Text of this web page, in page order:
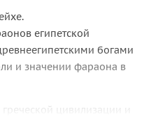
египетской
богами
и значении фараона в
цивилизации и